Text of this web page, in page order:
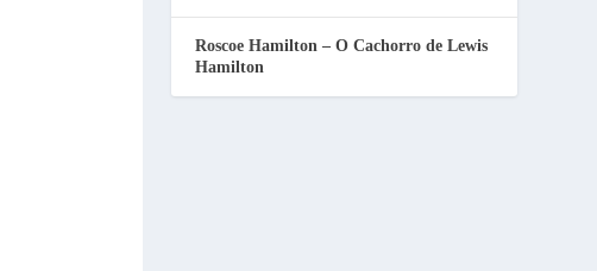
Roscoe Hamilton – O Cachorro de Lewis
Hamilton